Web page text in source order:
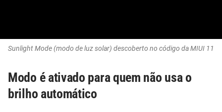
Sunlight Mode (modo de luz solar) descoberto no código da MIUI 11
Modo é ativado para quem não usa o
brilho automático